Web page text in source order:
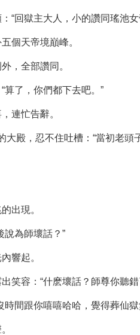
“回獄主大人，小的讚同瑤池
個天帝境巔峰。
，全部讚同。
算了，你們都下去吧。”
連忙告辭。
大殿，忍不住吐槽：“當初老
出現。
說為師壞話？”
響起。
笑容：“什麽壞話？師尊你聽錯
時間跟你嘻嘻哈哈，覺得葬仙